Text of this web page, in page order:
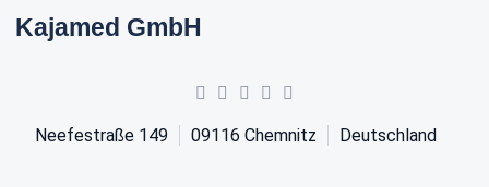
Kajamed GmbH
Neefestraße 149 09116 Chemnitz Deutschland